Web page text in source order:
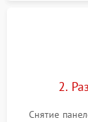
2.
Снятие